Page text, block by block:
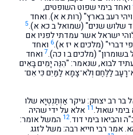
ואחד בימי שפוט השופטים,
רעב בארץ" (רות א א). ואחד
שלוש שנים" (שמואל ב כא א).5
ישראל אשר עמדתי לפניו אם
דברי" (מלכים א יז א).6 ואחד
בשומרון" (מלכים ב ו כה).7 ואחד
לבוא, שנאמר: "הִנֵּה יָמִים בָּאִים
לַלֶּחֶם וְלֹא־צָמָא לַמַּיִם כִּי אִם־
בר רב יצחק: עיקר אַוְתֶּנְטְיָא שלו
שאול.11 אלא על ידי שהיה
והביאו בימי דוד.12 המשל אומר:
אמר רבי חייא רבה: משל לזגג